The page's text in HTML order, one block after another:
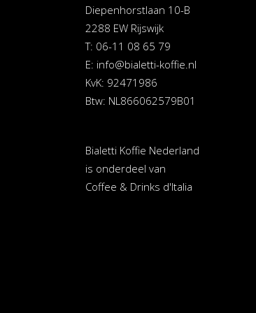
Diepenhorstlaan 10-B
2288 EW Rijswijk
T: 06-11 08 65 79
E: info@bialetti-koffie.nl
KvK: 92471986
Btw: NL866062579B01
Bialetti Koffie Nederland
is onderdeel van
Coffee & Drinks d'Italia